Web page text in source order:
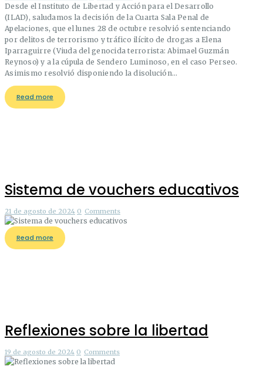
Desde el Instituto de Libertad y Acción para el Desarrollo
(ILAD), saludamos la decisión de la Cuarta Sala Penal de
Apelaciones, que el lunes 28 de octubre resolvió sentenciando
por delitos de terrorismo y tráfico ilícito de drogas a Elena
Iparraguirre (Viuda del genocida terrorista: Abimael Guzmán
Reynoso) y a la cúpula de Sendero Luminoso, en el caso Perseo.
Asimismo resolvió disponiendo la disolución…
Read more
Sistema de vouchers educativos
21 de agosto de 2024 0 Comments
Read more
Reflexiones sobre la libertad
19 de agosto de 2024 0 Comments